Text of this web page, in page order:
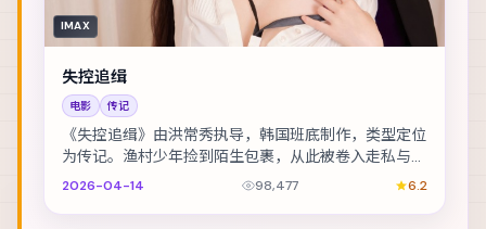
IMAX
失控追缉
电影 传记
《失控追缉》由洪常秀执导，韩国班底制作，类型定位
为传记。渔村少年捡到陌生包裹，从此被卷入走私与反
走私的漩涡。主演包括古天乐、易烊千玺、黄渤 等，...
2026-04-14 98,477 6.2